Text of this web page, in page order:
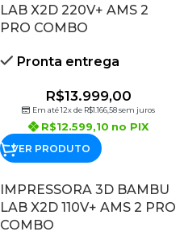
LAB X2D 220V+ AMS 2
PRO COMBO
Pronta entrega
R$13.999,00
Em até 12x de R$1.166,58sem juros
R$12.599,10 no PIX
VER PRODUTO
IMPRESSORA 3D BAMBU
LAB X2D 110V+ AMS 2 PRO
COMBO